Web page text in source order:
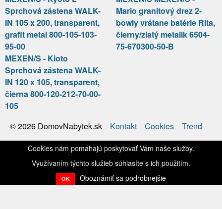
Sprchová zástena WALK-
IN 105 x 200, transparent,
grafit metal 800-105-103-
95-00
Mario granitový drez 2-
bowly vrátane batérie Rita,
čierny/zlatý metalik 6504-
75-670300-50-B
MEXEN/S - Kioto
Sprchová zástena WALK-
IN 120 x 105, transparent,
čierna 800-120-212-70-00-
105
© 2026 DomovNabytek.sk
Kontakt Cookies Trend
Cookies nám pomáhajú poskytovať Vám naše služby.
Využívaním týchto služieb súhlasíte s ich použitím.
OK Oboznámiť sa podrobnejšie